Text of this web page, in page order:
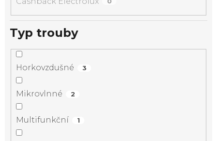
Typ trouby
Horkovzdušné 3
Mikrovlnné 2
Multifunkční 1